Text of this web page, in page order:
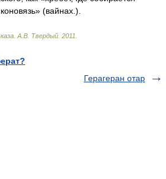
(вайнах.).
А.В. Твердый 2011
Герагеран отар